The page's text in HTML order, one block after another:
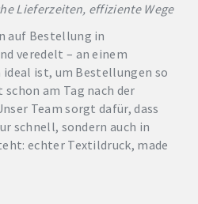
Lieferzeiten, effiziente Wege
auf Bestellung in
veredelt – an einem
ist, um Bestellungen so
am Tag nach der
Team sorgt dafür, dass
schnell, sondern auch in
echter Textildruck, made